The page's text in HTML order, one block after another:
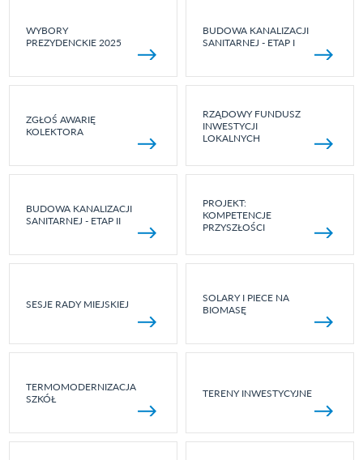
WYBORY
PREZYDENCKIE 2025
BUDOWA KANALIZACJI
SANITARNEJ - ETAP I
ZGŁOŚ AWARIĘ
KOLEKTORA
RZĄDOWY FUNDUSZ
INWESTYCJI
LOKALNYCH
BUDOWA KANALIZACJI
SANITARNEJ - ETAP II
PROJEKT:
KOMPETENCJE
PRZYSZŁOŚCI
SESJE RADY MIEJSKIEJ
SOLARY I PIECE NA
BIOMASĘ
TERMOMODERNIZACJA
SZKÓŁ
TERENY INWESTYCYJNE